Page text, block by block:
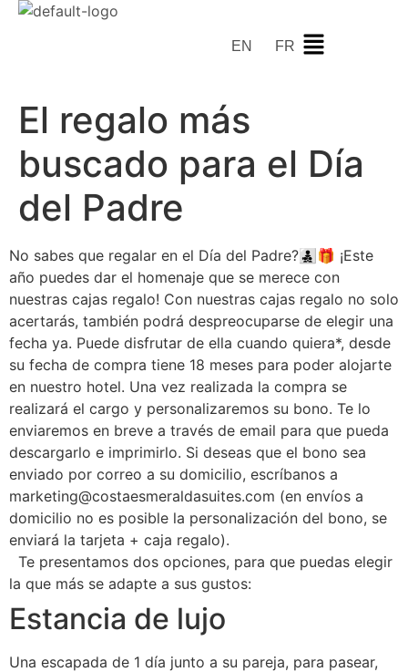
EN FR
El regalo más
buscado para el Día
del Padre
No sabes que regalar en el Día del Padre?👨‍👧‍👦🎁 ¡Este
año puedes dar el homenaje que se merece con
nuestras cajas regalo! Con nuestras cajas regalo no solo
acertarás, también podrá despreocuparse de elegir una
fecha ya. Puede disfrutar de ella cuando quiera*, desde
su fecha de compra tiene 18 meses para poder alojarte
en nuestro hotel. Una vez realizada la compra se
realizará el cargo y personalizaremos su bono. Te lo
enviaremos en breve a través de email para que pueda
descargarlo e imprimirlo. Si deseas que el bono sea
enviado por correo a su domicilio, escríbanos a
marketing@costaesmeraldasuites.com (en envíos a
domicilio no es posible la personalización del bono, se
enviará la tarjeta + caja regalo).
Te presentamos dos opciones, para que puedas elegir
la que más se adapte a sus gustos:
Estancia de lujo
Una escapada de 1 día junto a su pareja, para pasear,